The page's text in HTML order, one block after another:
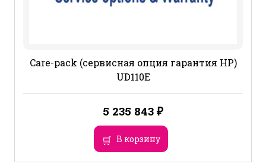
Care-pack (сервисная опция гарантия HP)
UD110E
5 235 843 ₽
В корзину